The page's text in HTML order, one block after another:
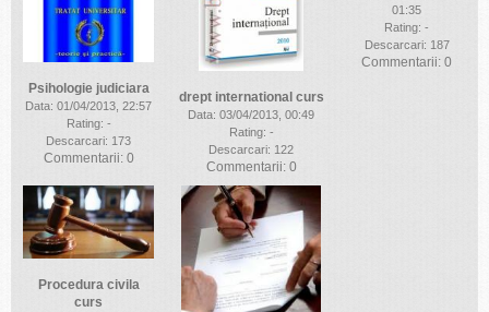
Psihologie judiciara
Data: 01/04/2013, 22:57
Rating: -
Descarcari: 173
Commentarii: 0
drept international curs
Data: 03/04/2013, 00:49
Rating: -
Descarcari: 122
Commentarii: 0
01:35
Rating: -
Descarcari: 187
Commentarii: 0
Procedura civila
curs